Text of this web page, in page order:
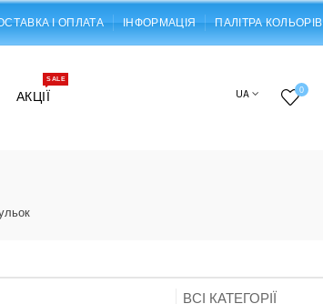
І ОПЛАТА ІНФОРМАЦІЯ ПАЛІТРА КОЛЬОРІВ
АКЦІЇ
SALE
UA 0